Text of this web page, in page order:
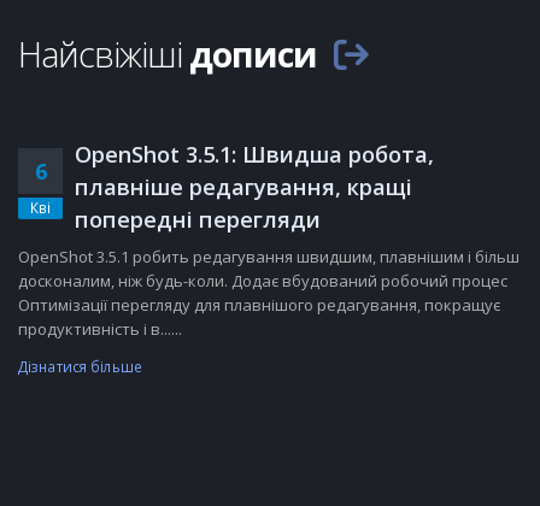
Найсвіжішідописи
6
Кві
OpenShot 3.5.1: Швидша робота,
плавніше редагування, кращі
попередні перегляди
OpenShot 3.5.1 робить редагування швидшим, плавнішим і більш
досконалим, ніж будь-коли. Додає вбудований робочий процес
Оптимізації перегляду для плавнішого редагування, покращує
продуктивність і в......
Дізнатися більше